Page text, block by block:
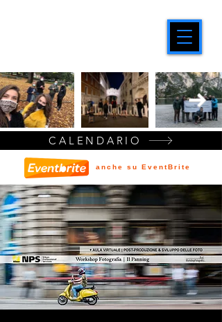
CALENDARIO
anche su EventBrite